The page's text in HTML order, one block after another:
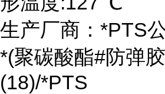
生产厂商：*PTS
*(聚碳酸酯#防弹
(18)/*PTS